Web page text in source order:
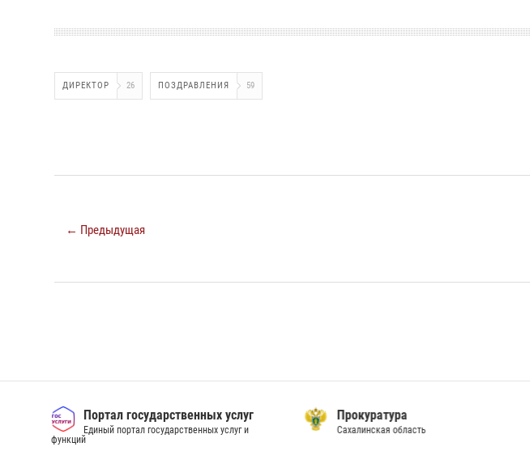
ДИРЕКТОР 26 ПОЗДРАВЛЕНИЯ 59
← Предыдущая
Портал государственных услуг
Единый портал государственных услуг и
функций
Прокуратура
Сахалинская область